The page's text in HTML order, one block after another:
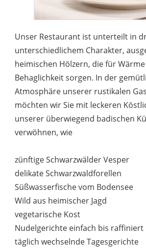
Unser Restaurant ist unterteilt in
unterschiedlichem Charakter,
heimischen Hölzern, die für
Behaglichkeit sorgen. In der
Atmosphäre unserer rustikalen
möchten wir Sie mit leckeren
unserer überwiegend badischen
verwöhnen, wie
zünftige Schwarzwälder Vesper
delikate Schwarzwaldforellen
Süßwasserfische vom Bodensee
Wild aus heimischer Jagd
vegetarische Kost
Nudelgerichte einfach bis raffiniert
täglich wechselnde Tagesgerichte